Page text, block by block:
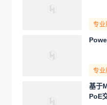
专业
专业
基于
PoE